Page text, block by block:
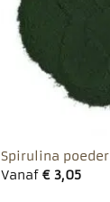
Spirulina poeder
Vanaf€3,05